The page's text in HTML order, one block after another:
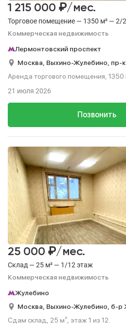
Торговое помещение — 1350 м² — 2/
Коммерческая недвижимость
1 215 000 ₽/мес.
Лермонтовский проспект
Москва, Выхино-Жулебино, пр-
Аренда торгового помещения, 1350
Позвонить
21 июля 2026
Склад — 25 м² — 1/12 этаж
Коммерческая недвижимость
25 000 ₽/мес.
Жулебино
Москва, Выхино-Жулебино, б-р
Сдам склад, 25 м², этаж 1 из 12.